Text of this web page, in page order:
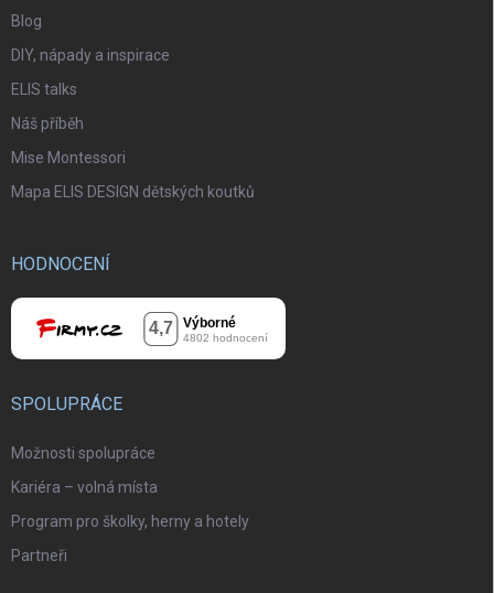
Blog
DIY, nápady a inspirace
ELIS talks
Náš příběh
Mise Montessori
Mapa ELIS DESIGN dětských koutků
HODNOCENÍ
SPOLUPRÁCE
Možnosti spolupráce
Kariéra – volná místa
Program pro školky, herny a hotely
Partneři